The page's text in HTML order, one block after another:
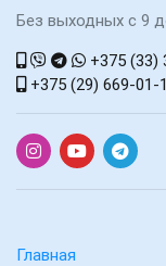
Без выходных с 9
+375 (33)
+375 (29) 669-01-
Главная